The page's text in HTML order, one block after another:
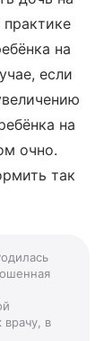
на
если
на
очно.
так
врачу, в